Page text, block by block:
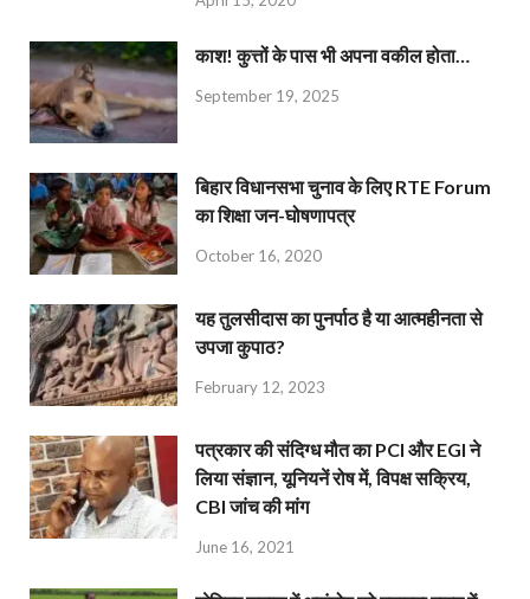
काश! कुत्तों के पास भी अपना वकील होता…
September 19, 2025
बिहार विधानसभा चुनाव के लिए RTE Forum
का शिक्षा जन-घोषणापत्र
October 16, 2020
यह तुलसीदास का पुनर्पाठ है या आत्महीनता से
उपजा कुपाठ?
February 12, 2023
पत्रकार की संदिग्ध मौत का PCI और EGI ने
लिया संज्ञान, यूनियनें रोष में, विपक्ष सक्रिय,
CBI जांच की मांग
June 16, 2021